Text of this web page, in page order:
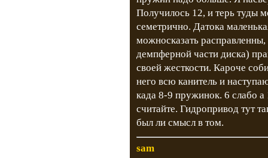
Получилось 12, и терь туды
семетрично. Датока
можносказать
демпферной части диска)
своей жесткости. Кароче
него всю канитель и
када 8-9 пружинок. 6 слабо
считайте. Гидропривод тут
был ли смысл в том.
sam